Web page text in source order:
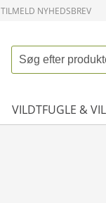
TILMELD NYHEDSBREV
VILDTFUGLE &